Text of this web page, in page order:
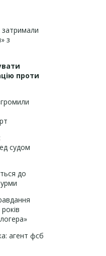
затримали
з
проти
судом
до
агент фсб